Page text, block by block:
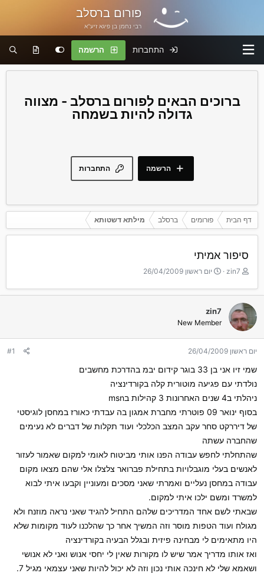
פורום ברסלב
רבי נחמן בן פיגא זיע"א
התחברות הרשמה
פורום ברסלב - מצווה
גדולה להיות בשמחה
התחברות הרשמה
דף הבית פורומים ברסלב מילתא דשטותא
סיפור אמיתי
T
r
e
a
d
a
r
e
r
zin7
ת
ר
ך
ה
ל
ה
יום ראשון 26/04/2009
zin7
New Member
יום ראשון 26/04/2009 #1
שמי זיו אני בן 33 בוגר קידום יבמ בהדרכת מחשבים
נולדתי עם פגיעה מוטורית קלה בקורדינציה
ניהלתי ב4 שנים האחרונות 3 קהילות בmsn
בסוף ינואר 09 פוטרתי מחברת אמגון בה עבדתי כאורז במחסן לוגיסטי
של דיררקט סחר עקב המצב הכלכלי ועוד תקלות של דברים לא נעימים
שהחברה עשתה
שהתחלתי לחפש עבודה הפנו אותי מביטוח לאומי למקום שאמור לעזור
לאנשים בעלי מוגבלויות בתחילת פברואר צלצלו אלי שהם מצאו מקום
עבודה במחסן נעליים ואמרתי שאני מסכים ומעוניין וקבעו איתי לבוא
למשרד ומשם ילכו איתי למקום.
שבאתי לשם אחד המדריכים שלהם התחיל להגיד שאני נראה מוזנח ולא
מגולח ועוד הטפות מוסר וזה המשיך אחר כך שהלכנו לעוד מקומות שלא
היו מתאימים לי מבחינה פיזית ובגלל הבעיה בקורדינציה
ואז אותו מדריך אמר שיש לו מקורות שאין לי יחסי אנוש ואני לא אנושי
ושאמא שלי לא חינכה אותי נכון וזה לא יכול להיות שאני עצמאי מגיל 7.